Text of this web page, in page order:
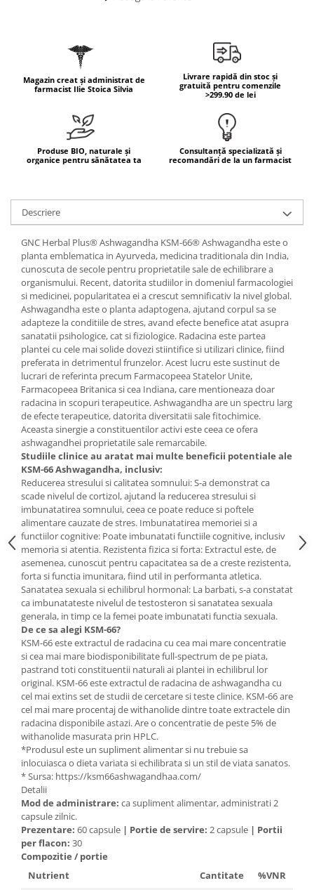
Protecție Solară
Creme SPF față
Creme SPF corp
Uleiuri bronzare
Acceleratoare bronz
Deodorante
Mâini și Unghii
Creme mâini
Tratamente unghii
Cosmetice coreene
Beauty of Joseon
PETITFEE
Mary & May
COSRX
BIODANCE
OOTD
Cettua
Haruharu Wonder
Medicube
ARIUL
Dr. Althea
DELLA BORN
Maca
Magneziu
Miere de Manuka
Multivitamine
Palmier pitic
Probiotice
Proteine din zer (Whey Protein)
Quercetin
Resveratrol
Scortisoara
Seleniu
Seminte de in
Silimarina
Spirulina
Ulei de cocos
Ulei de peste
Ulei MCT
Vitamina A
Vitamina B
Vitamina C
Vitamina D
Vitamina E
Vitamina K
Zinc
Cătină
Chlorella
Colina
Electroliti
Produse Apicole
Cacao
Magazin creat și administrat de
farmacist Ilie Stoica Silvia
Livrare rapidă din stoc și
gratuită pentru comenzile
>299.90 de lei
Produse BIO, naturale și
organice pentru sănătatea ta
Consultanță specializată și
recomandări de la un farmacist
Descriere
GNC Herbal Plus® Ashwagandha KSM-66® Ashwagandha este o
planta emblematica in Ayurveda, medicina traditionala din India,
cunoscuta de secole pentru proprietatile sale de echilibrare a
organismului. Recent, datorita studiilor in domeniul farmacologiei
si medicinei, popularitatea ei a crescut semnificativ la nivel global.
Ashwagandha este o planta adaptogena, ajutand corpul sa se
adapteze la conditiile de stres, avand efecte benefice atat asupra
sanatatii psihologice, cat si fiziologice. Radacina este partea
plantei cu cele mai solide dovezi stiintifice si utilizari clinice, fiind
preferata in detrimentul frunzelor. Acest lucru este sustinut de
lucrari de referinta precum Farmacopeea Statelor Unite,
Farmacopeea Britanica si cea Indiana, care mentioneaza doar
radacina in scopuri terapeutice. Ashwagandha are un spectru larg
de efecte terapeutice, datorita diversitatii sale fitochimice.
Aceasta sinergie a constituentilor activi este ceea ce ofera
ashwagandhei proprietatile sale remarcabile.
Studiile clinice au aratat mai multe beneficii potentiale ale
KSM-66 Ashwagandha, inclusiv:
Reducerea stresului si calitatea somnului: S-a demonstrat ca
scade nivelul de cortizol, ajutand la reducerea stresului si
imbunatatirea somnului, ceea ce poate reduce si poftele
alimentare cauzate de stres. Imbunatatirea memoriei si a
functiilor cognitive: Poate imbunatati functiile cognitive, inclusiv
memoria si atentia. Rezistenta fizica si forta: Extractul este, de
asemenea, cunoscut pentru capacitatea sa de a creste rezistenta,
forta si functia imunitara, fiind util in performanta atletica.
Sanatatea sexuala si echilibrul hormonal: La barbati, s-a constatat
ca imbunatateste nivelul de testosteron si sanatatea sexuala
generala, in timp ce la femei poate imbunatati functia sexuala.
De ce sa alegi KSM-66?
KSM-66 este extractul de radacina cu cea mai mare concentratie
si cea mai mare biodisponibilitate full-spectrum de pe piata,
pastrand toti constituentii naturali ai plantei in echilibrul lor
original. KSM-66 este extractul de radacina de ashwagandha cu
cel mai extins set de studii de cercetare si teste clinice. KSM-66 are
cel mai mare procentaj de withanolide dintre toate extractele din
radacina disponibile astazi. Are o concentratie de peste 5% de
withanolide masurata prin HPLC.
*Produsul este un supliment alimentar si nu trebuie sa
inlocuiasca o dieta variata si echilibrata si un stil de viata sanatos.
* Sursa: https://ksm66ashwagandhaa.com/
Detalii
Mod de administrare: ca supliment alimentar, administrati 2
capsule zilnic.
Prezentare: 60 capsule | Portie de servire: 2 capsule | Portii
per flacon: 30
Compozitie / portie
Nutrient
Cantitate
%VNR